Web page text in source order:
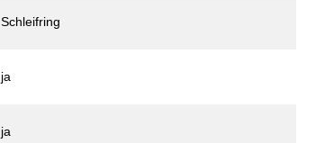
Schleifring
ja
ja